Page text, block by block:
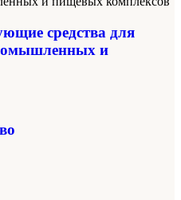
средства для
и